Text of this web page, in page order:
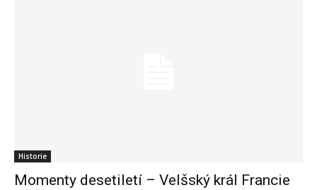
Historie
Momenty desetiletí – Velšský král Francie